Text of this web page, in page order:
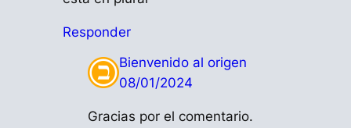
Responder
Bienvenido al origen
08/01/2024
Gracias por el comentario.